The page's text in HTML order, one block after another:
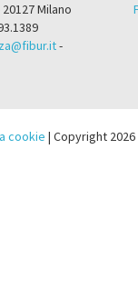
Milano
-
cookie | Copyright